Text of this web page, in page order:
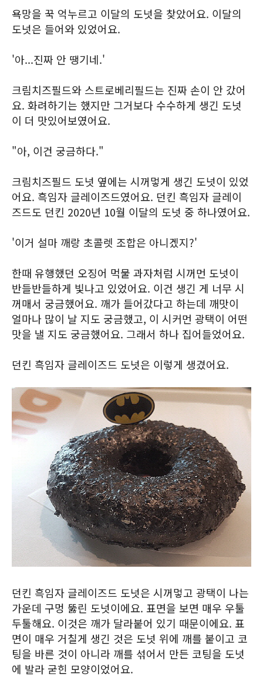
욕망을 꾹 억누르고 이달의 도넛을 찾았어요. 이달의
도넛은 들어와 있었어요.
'아...진짜 안 땡기네.'
크림치즈필드와 스트로베리필드는 진짜 손이 안 갔어
요. 화려하기는 했지만 그거보다 수수하게 생긴 도넛
이 더 맛있어보였어요.
"아, 이건 궁금하다."
크림치즈필드 도넛 옆에는 시꺼멓게 생긴 도넛이 있었
어요. 흑임자 글레이즈드였어요. 던킨 흑임자 글레이
즈드도 던킨 2020년 10월 이달의 도넛 중 하나였어요.
'이거 설마 깨랑 초콜렛 조합은 아니겠지?'
한때 유행했던 오징어 먹물 과자처럼 시꺼먼 도넛이
반들반들하게 빛나고 있었어요. 이건 생긴 게 너무 시
꺼매서 궁금했어요. 깨가 들어갔다고 하는데 깨맛이
얼마나 많이 날 지도 궁금했고, 이 시커먼 광택이 어떤
맛을 낼 지도 궁금했어요. 그래서 하나 집어들었어요.
던킨 흑임자 글레이즈드 도넛은 이렇게 생겼어요.
던킨 흑임자 글레이즈드 도넛은 시꺼멓고 광택이 나는
가운데 구멍 뚫린 도넛이에요. 표면을 보면 매우 우툴
두툴해요. 이것은 깨가 달라붙어 있기 때문이에요. 표
면이 매우 거칠게 생긴 것은 도넛 위에 깨를 붙이고 코
팅을 바른 것이 아니라 깨를 섞어서 만든 코팅을 도넛
에 발라 굳힌 모양이었어요.